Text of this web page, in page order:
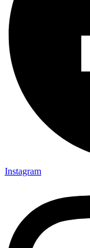
Instagram